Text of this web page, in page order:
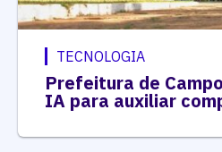
IA para auxiliar